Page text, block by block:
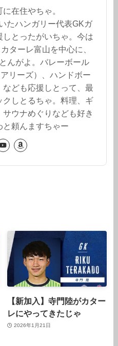
在住やちゃ。
たハンガリー代表GKガ
とったがいちゃ。今は
ターレ富山を中心に、
んがよ。バレーボール
リーズ）、ハンドボー
ども応援しとって、最
しとるちゃ。料理、ギ
ウナめぐりなども好き
頼んますちゃー
【新加入】寺門陸がカター
レにやってきたじゃ
2026年1月21日